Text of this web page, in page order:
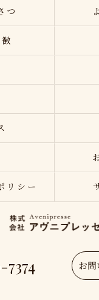
7374 お
つ
リシー
不動産売却なら株式会社ア
RESERVED.